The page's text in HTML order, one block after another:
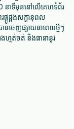
នាទីមុននៅលើគេហទំព័រ
គូផ្គងសក្តានុពល
ចេញផ្សាយនាពេលថ្មីៗ
ហ្មត់ចត់ និងធានានូវ